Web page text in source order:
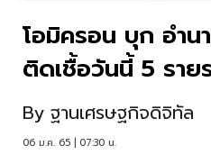
โอมิครอน บุก อำ
ติดเชื้อวันนี้ 5 ราย
By ฐานเศรษฐกิจดิจิทัล
06 ม.ค. 65 | 07:30 น.